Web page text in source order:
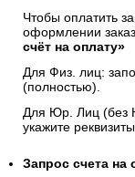
Чтобы оплатить
оформлении
счёт на оплату»
Для Физ. лиц:
(полностью).
Для Юр. Лиц (без
укажите
Запрос счета на